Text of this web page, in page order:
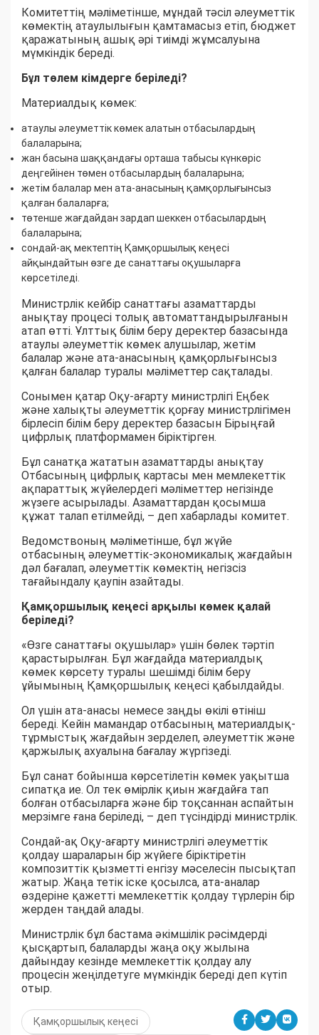
Комитеттің мәліметінше, мұндай тәсіл әлеуметтік
көмектің атаулылығын қамтамасыз етіп, бюджет
қаражатының ашық әрі тиімді жұмсалуына
мүмкіндік береді.
Бұл төлем кімдерге беріледі?
Материалдық көмек:
атаулы әлеуметтік көмек алатын отбасылардың
балаларына;
жан басына шаққандағы орташа табысы күнкөріс
деңгейінен төмен отбасылардың балаларына;
жетім балалар мен ата-анасының қамқорлығынсыз
қалған балаларға;
төтенше жағдайдан зардап шеккен отбасылардың
балаларына;
сондай-ақ мектептің Қамқоршылық кеңесі
айқындайтын өзге де санаттағы оқушыларға
көрсетіледі.
Министрлік кейбір санаттағы азаматтарды
анықтау процесі толық автоматтандырылғанын
атап өтті. Ұлттық білім беру деректер базасында
атаулы әлеуметтік көмек алушылар, жетім
балалар және ата-анасының қамқорлығынсыз
қалған балалар туралы мәліметтер сақталады.
Сонымен қатар Оқу-ағарту министрлігі Еңбек
және халықты әлеуметтік қорғау министрлігімен
бірлесіп білім беру деректер базасын Бірыңғай
цифрлық платформамен біріктірген.
Бұл санатқа жататын азаматтарды анықтау
Отбасының цифрлық картасы мен мемлекеттік
ақпараттық жүйелердегі мәліметтер негізінде
жүзеге асырылады. Азаматтардан қосымша
құжат талап етілмейді, – деп хабарлады комитет.
Ведомствоның мәліметінше, бұл жүйе
отбасының әлеуметтік-экономикалық жағдайын
дәл бағалап, әлеуметтік көмектің негізсіз
тағайындалу қаупін азайтады.
Қамқоршылық кеңесі арқылы көмек қалай
беріледі?
«Өзге санаттағы оқушылар» үшін бөлек тәртіп
қарастырылған. Бұл жағдайда материалдық
көмек көрсету туралы шешімді білім беру
ұйымының Қамқоршылық кеңесі қабылдайды.
Ол үшін ата-анасы немесе заңды өкілі өтініш
береді. Кейін мамандар отбасының материалдық-
тұрмыстық жағдайын зерделеп, әлеуметтік және
қаржылық ахуалына бағалау жүргізеді.
Бұл санат бойынша көрсетілетін көмек уақытша
сипатқа ие. Ол тек өмірлік қиын жағдайға тап
болған отбасыларға және бір тоқсаннан аспайтын
мерзімге ғана беріледі, – деп түсіндірді министрлік.
Сондай-ақ Оқу-ағарту министрлігі әлеуметтік
қолдау шараларын бір жүйеге біріктіретін
композиттік қызметті енгізу мәселесін пысықтап
жатыр. Жаңа тетік іске қосылса, ата-аналар
өздеріне қажетті мемлекеттік қолдау түрлерін бір
жерден таңдай алады.
Министрлік бұл бастама әкімшілік рәсімдерді
қысқартып, балаларды жаңа оқу жылына
дайындау кезінде мемлекеттік қолдау алу
процесін жеңілдетуге мүмкіндік береді деп күтіп
отыр.
Қамқоршылық кеңесі